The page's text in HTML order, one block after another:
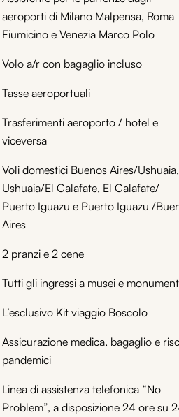
aeroporti di Milano Malpensa, Roma
Fiumicino e Venezia Marco Polo
Volo a/r con bagaglio incluso
Tasse aeroportuali
Trasferimenti aeroporto / hotel e
viceversa
Voli domestici Buenos Aires/Ushuaia,
Ushuaia/El Calafate, El Calafate/
Puerto Iguazu e Puerto Iguazu /
Aires
2 pranzi e 2 cene
Tutti gli ingressi a musei e
L’esclusivo Kit viaggio Boscolo
Assicurazione medica, bagaglio e
pandemici
Linea di assistenza telefonica “No
Problem”, a disposizione 24 ore su